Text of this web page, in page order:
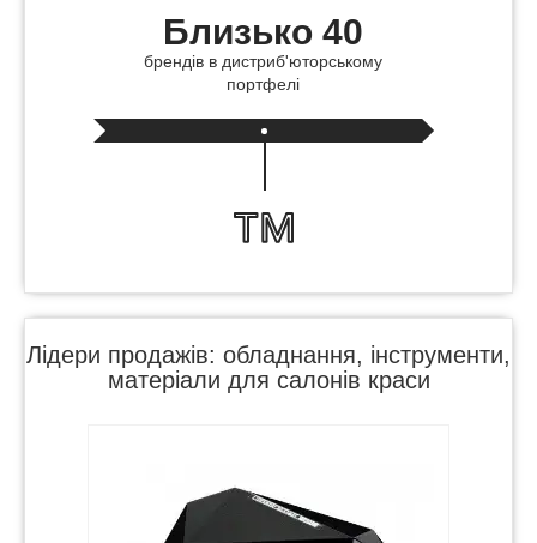
Близько 40
брендів в дистриб'юторському
портфелі
Лідери продажів: обладнання, інструменти,
матеріали для салонів краси